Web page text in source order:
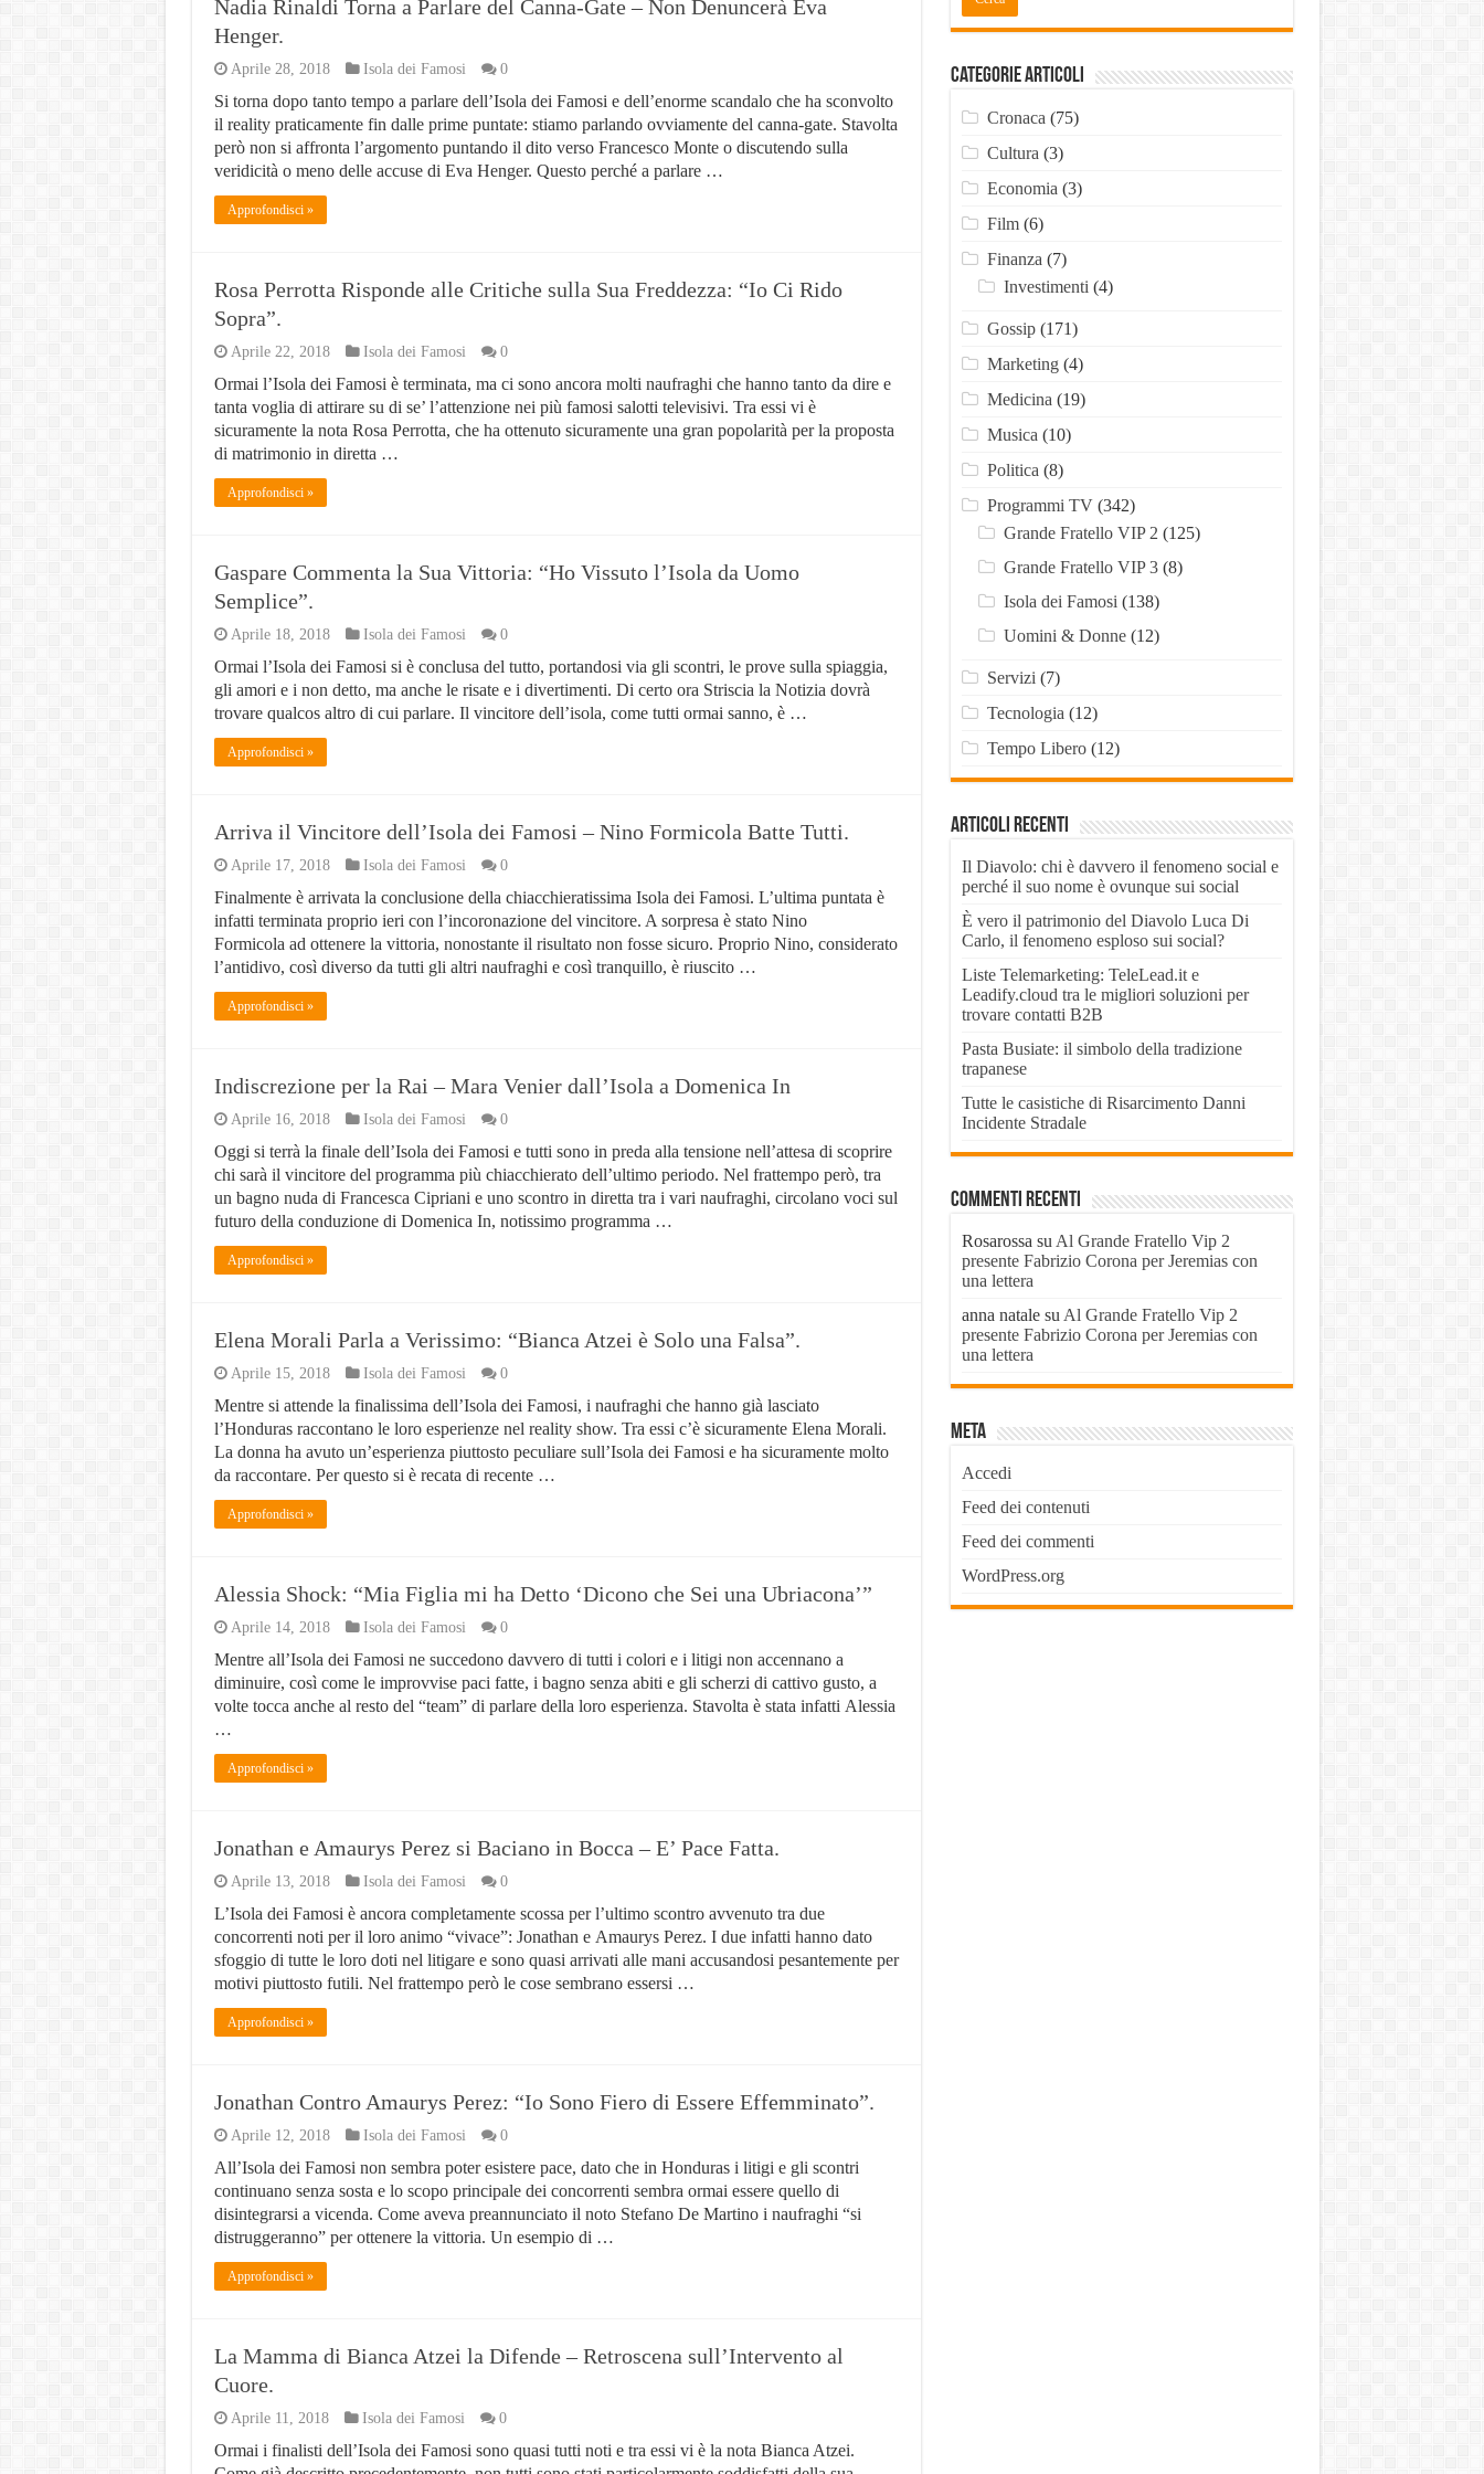
Philip Watch uomo, tutti i punti salienti
Villaggio Peschici: Scegli il Villaggio Residence De Sio
Network Marketing Aziende Italiane – Lista Aggiornata 2024
Nadia Rinaldi Torna a Parlare del Canna-Gate – Non Denuncerà Eva
Henger.
Aprile 28, 2018 Isola dei Famosi 0
Si torna dopo tanto tempo a parlare dell’Isola dei Famosi e dell’enorme scandalo che ha sconvolto
il reality praticamente fin dalle prime puntate: stiamo parlando ovviamente del canna-gate. Stavolta
però non si affronta l’argomento puntando il dito verso Francesco Monte o discutendo sulla
veridicità o meno delle accuse di Eva Henger. Questo perché a parlare …
Approfondisci »
Rosa Perrotta Risponde alle Critiche sulla Sua Freddezza: “Io Ci Rido
Sopra”.
Aprile 22, 2018 Isola dei Famosi 0
Ormai l’Isola dei Famosi è terminata, ma ci sono ancora molti naufraghi che hanno tanto da dire e
tanta voglia di attirare su di se’ l’attenzione nei più famosi salotti televisivi. Tra essi vi è
sicuramente la nota Rosa Perrotta, che ha ottenuto sicuramente una gran popolarità per la proposta
di matrimonio in diretta …
Approfondisci »
Gaspare Commenta la Sua Vittoria: “Ho Vissuto l’Isola da Uomo
Semplice”.
Aprile 18, 2018 Isola dei Famosi 0
Ormai l’Isola dei Famosi si è conclusa del tutto, portandosi via gli scontri, le prove sulla spiaggia,
gli amori e i non detto, ma anche le risate e i divertimenti. Di certo ora Striscia la Notizia dovrà
trovare qualcos altro di cui parlare. Il vincitore dell’isola, come tutti ormai sanno, è …
Approfondisci »
Arriva il Vincitore dell’Isola dei Famosi – Nino Formicola Batte Tutti.
Aprile 17, 2018 Isola dei Famosi 0
Finalmente è arrivata la conclusione della chiacchieratissima Isola dei Famosi. L’ultima puntata è
infatti terminata proprio ieri con l’incoronazione del vincitore. A sorpresa è stato Nino
Formicola ad ottenere la vittoria, nonostante il risultato non fosse sicuro. Proprio Nino, considerato
l’antidivo, così diverso da tutti gli altri naufraghi e così tranquillo, è riuscito …
Approfondisci »
Indiscrezione per la Rai – Mara Venier dall’Isola a Domenica In
Aprile 16, 2018 Isola dei Famosi 0
Oggi si terrà la finale dell’Isola dei Famosi e tutti sono in preda alla tensione nell’attesa di scoprire
chi sarà il vincitore del programma più chiacchierato dell’ultimo periodo. Nel frattempo però, tra
un bagno nuda di Francesca Cipriani e uno scontro in diretta tra i vari naufraghi, circolano voci sul
futuro della conduzione di Domenica In, notissimo programma …
Approfondisci »
Elena Morali Parla a Verissimo: “Bianca Atzei è Solo una Falsa”.
Aprile 15, 2018 Isola dei Famosi 0
Mentre si attende la finalissima dell’Isola dei Famosi, i naufraghi che hanno già lasciato
l’Honduras raccontano le loro esperienze nel reality show. Tra essi c’è sicuramente Elena Morali.
La donna ha avuto un’esperienza piuttosto peculiare sull’Isola dei Famosi e ha sicuramente molto
da raccontare. Per questo si è recata di recente …
Approfondisci »
Alessia Shock: “Mia Figlia mi ha Detto ‘Dicono che Sei una Ubriacona’”
Aprile 14, 2018 Isola dei Famosi 0
Mentre all’Isola dei Famosi ne succedono davvero di tutti i colori e i litigi non accennano a
diminuire, così come le improvvise paci fatte, i bagno senza abiti e gli scherzi di cattivo gusto, a
volte tocca anche al resto del “team” di parlare della loro esperienza. Stavolta è stata infatti Alessia
…
Approfondisci »
Jonathan e Amaurys Perez si Baciano in Bocca – E’ Pace Fatta.
Aprile 13, 2018 Isola dei Famosi 0
L’Isola dei Famosi è ancora completamente scossa per l’ultimo scontro avvenuto tra due
concorrenti noti per il loro animo “vivace”: Jonathan e Amaurys Perez. I due infatti hanno dato
sfoggio di tutte le loro doti nel litigare e sono quasi arrivati alle mani accusandosi pesantemente per
motivi piuttosto futili. Nel frattempo però le cose sembrano essersi …
Approfondisci »
Jonathan Contro Amaurys Perez: “Io Sono Fiero di Essere Effemminato”.
Aprile 12, 2018 Isola dei Famosi 0
All’Isola dei Famosi non sembra poter esistere pace, dato che in Honduras i litigi e gli scontri
continuano senza sosta e lo scopo principale dei concorrenti sembra ormai essere quello di
disintegrarsi a vicenda. Come aveva preannunciato il noto Stefano De Martino i naufraghi “si
distruggeranno” per ottenere la vittoria. Un esempio di …
Approfondisci »
La Mamma di Bianca Atzei la Difende – Retroscena sull’Intervento al
Cuore.
Aprile 11, 2018 Isola dei Famosi 0
Ormai i finalisti dell’Isola dei Famosi sono quasi tutti noti e tra essi vi è la nota Bianca Atzei.
Categorie Articoli
Cronaca (75)
Cultura (3)
Economia (3)
Film(6)
Finanza (7)
Investimenti (4)
Gossip(171)
Marketing(4)
Medicina (19)
Musica (10)
Politica (8)
Programmi TV(342)
Grande Fratello VIP 2 (125)
Grande Fratello VIP 3(8)
Isola dei Famosi (138)
Uomini & Donne(12)
Servizi (7)
Tecnologia (12)
Tempo Libero(12)
Articoli recenti
Il Diavolo: chi è davvero il fenomeno social e
perché il suo nome è ovunque sui social
È vero il patrimonio del Diavolo Luca Di
Carlo, il fenomeno esploso sui social?
Liste Telemarketing: TeleLead.it e
Leadify.cloud tra le migliori soluzioni per
trovare contatti B2B
Pasta Busiate: il simbolo della tradizione
trapanese
Tutte le casistiche di Risarcimento Danni
Incidente Stradale
Commenti recenti
Rosarossa su Al Grande Fratello Vip 2
presente Fabrizio Corona per Jeremias con
una lettera
anna natalesu Al Grande Fratello Vip 2
presente Fabrizio Corona per Jeremias con
una lettera
Meta
Accedi
Feed dei contenuti
Feed dei commenti
WordPress.org